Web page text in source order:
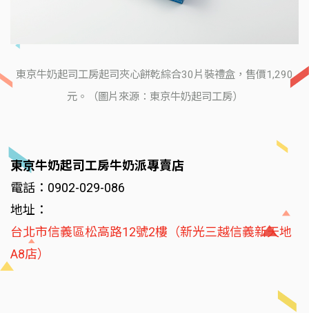
東京牛奶起司工房起司夾心餅乾綜合30片裝禮盒，售價1,290
元。（圖片來源：東京牛奶起司工房）
東京牛奶起司工房牛奶派專賣店
電話：0902-029-086
地址：
台北市信義區松高路12號2樓（新光三越信義新天地
A8店）